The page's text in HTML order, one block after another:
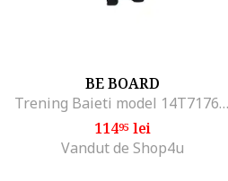
BE BOARD
Trening Baieti model 14T7176, Albastru inchis
11495lei
Vandut de Shop4u